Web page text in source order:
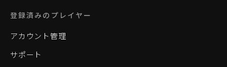
登録済みのプレイヤー
アカウント管理
サポート